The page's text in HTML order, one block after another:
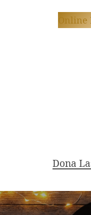
Dona